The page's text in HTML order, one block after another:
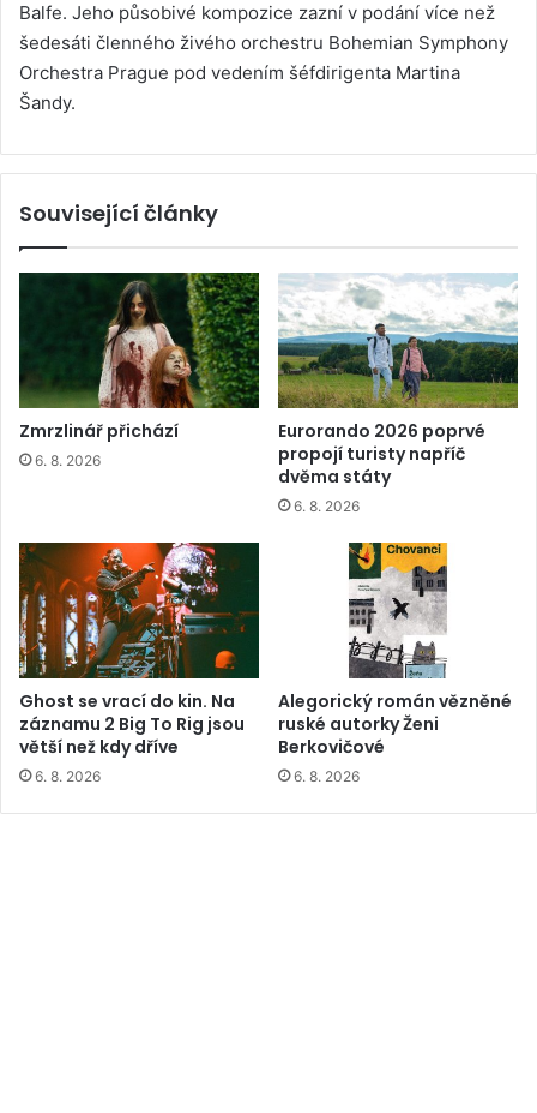
Balfe. Jeho působivé kompozice zazní v podání více než
šedesáti členného živého orchestru Bohemian Symphony
Orchestra Prague pod vedením šéfdirigenta Martina
Šandy.
Související články
Zmrzlinář přichází
6. 8. 2026
Eurorando 2026 poprvé
propojí turisty napříč
dvěma státy
6. 8. 2026
Ghost se vrací do kin. Na
záznamu 2 Big To Rig jsou
větší než kdy dříve
6. 8. 2026
Alegorický román vězněné
ruské autorky Ženi
Berkovičové
6. 8. 2026